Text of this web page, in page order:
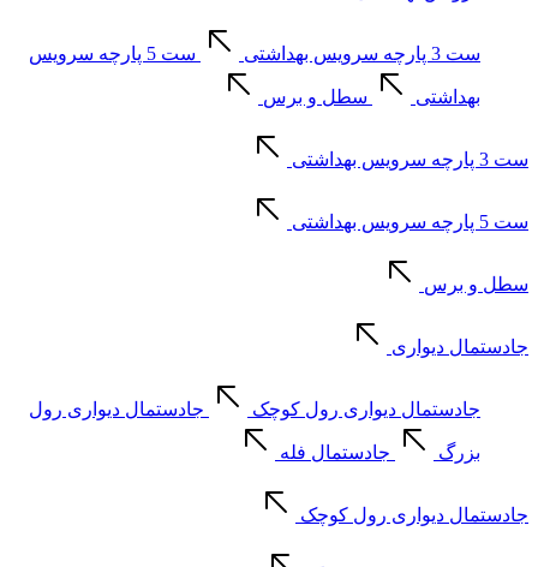
ست 3 پارچه سرویس بهداشتی ست 5 پارچه سرویس
بهداشتی سطل و برس
ست 3 پارچه سرویس بهداشتی
ست 5 پارچه سرویس بهداشتی
سطل و برس
جادستمال دیواری
جادستمال دیواری رول کوچک جادستمال دیواری رول
بزرگ جادستمال فله
جادستمال دیواری رول کوچک